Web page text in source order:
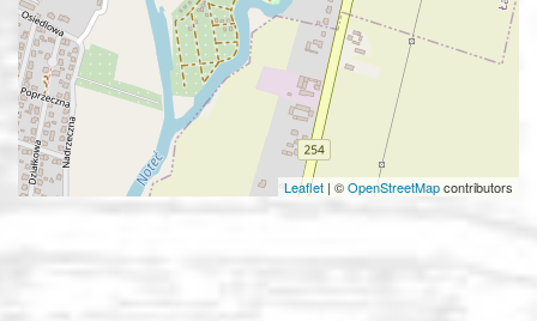
Leaflet | ©OpenStreetMapcontributors